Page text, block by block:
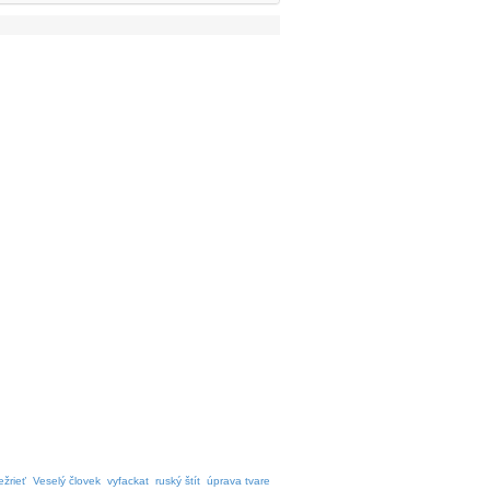
Veselý človek vyfackat ruský štít úprava tvare